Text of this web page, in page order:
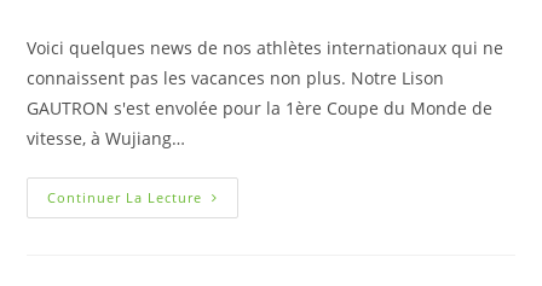
Voici quelques news de nos athlètes internationaux qui ne
connaissent pas les vacances non plus. Notre Lison
GAUTRON s'est envolée pour la 1ère Coupe du Monde de
vitesse, à Wujiang…
Continuer La Lecture